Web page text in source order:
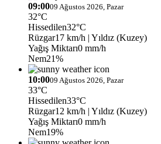
09:0009 Ağustos 2026, Pazar
32°C
Hissedilen32°C
Rüzgar17 km/h | Yıldız (Kuzey)
Yağış Miktarı0 mm/h
Nem21%
10:0009 Ağustos 2026, Pazar
33°C
Hissedilen33°C
Rüzgar12 km/h | Yıldız (Kuzey)
Yağış Miktarı0 mm/h
Nem19%